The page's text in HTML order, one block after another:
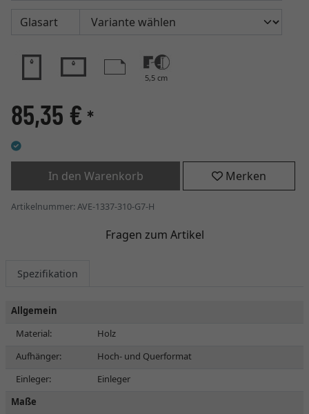
Glasart
5,5 cm
85,35 € *
In den Warenkorb Merken
Artikelnummer: AVE-1337-310-G7-H
Fragen zum Artikel
Spezifikation
Allgemein
Material:
Holz
Aufhänger:
Hoch- und Querformat
Einleger:
Einleger
Maße